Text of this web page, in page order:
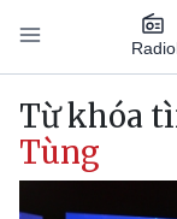
Nhảy đến nội dung
Radio
Main
Từ khóa
Tùng